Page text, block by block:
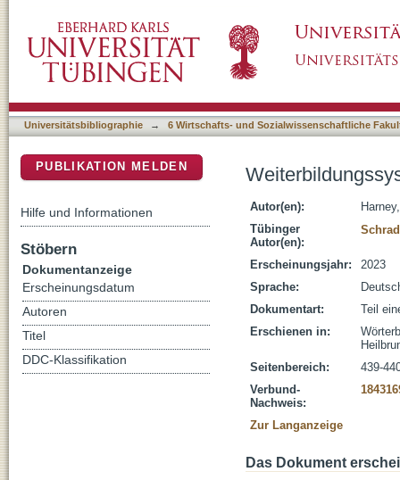
Universitätsbibliographie → 6 Wirtschafts- und Sozialwissenschaftliche
Autor(en):
Tübinger
Autor(en):
Erscheinungsjahr:
2023
Sprache:
Dokumentart:
Teil
Erschienen in:
Seitenbereich:
439-
Verbund-
Nachweis:
Zur Langanzeige
Das Dokument
PUBLIKATION MELDEN
Hilfe und Informationen
Stöbern
Dokumentanzeige
Erscheinungsdatum
Autoren
Titel
DDC-Klassifikation